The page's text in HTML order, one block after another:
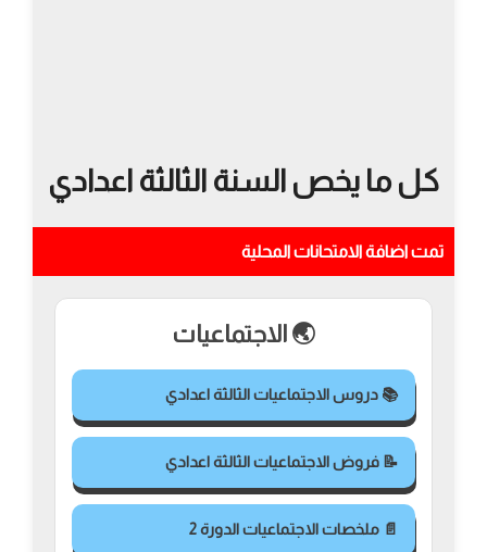
كل ما يخص السنة الثالثة اعدادي
تمت اضافة الامتحانات المحلية
🌏 الاجتماعيات
📚 دروس الاجتماعيات الثالثة اعدادي
📝 فروض الاجتماعيات الثالثة اعدادي
📄 ملخصات الاجتماعيات الدورة 2